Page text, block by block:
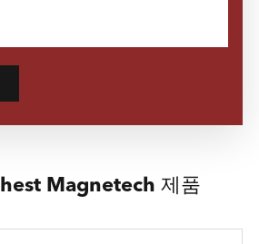
Magnetech 제품